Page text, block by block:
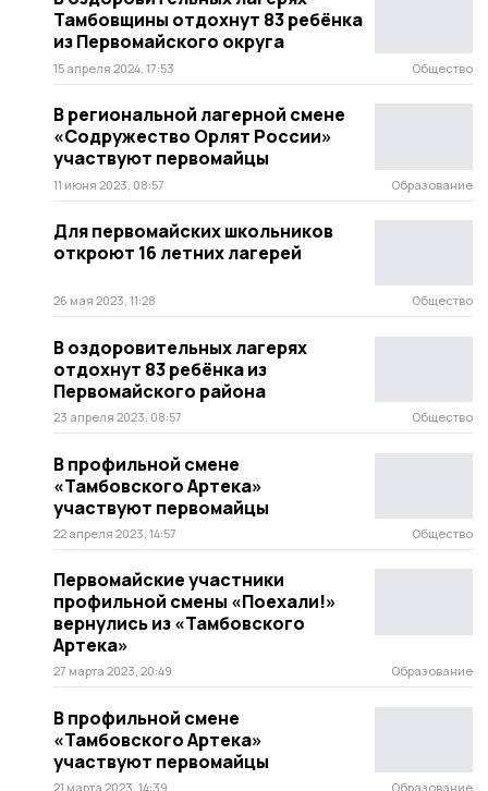
Тамбовщины отдохнут 83 ребёнка
из Первомайского округа
15 апреля 2024, 17:53 Общество
В региональной лагерной смене
«Содружество Орлят России»
участвуют первомайцы
11 июня 2023, 08:57 Образование
Для первомайских школьников
откроют 16 летних лагерей
26 мая 2023, 11:28 Общество
В оздоровительных лагерях
отдохнут 83 ребёнка из
Первомайского района
23 апреля 2023, 08:57 Общество
В профильной смене
«Тамбовского Артека»
участвуют первомайцы
22 апреля 2023, 14:57 Общество
Первомайские участники
профильной смены «Поехали!»
вернулись из «Тамбовского
Артека»
27 марта 2023, 20:49 Образование
В профильной смене
«Тамбовского Артека»
участвуют первомайцы
21 марта 2023, 14:39 Образование